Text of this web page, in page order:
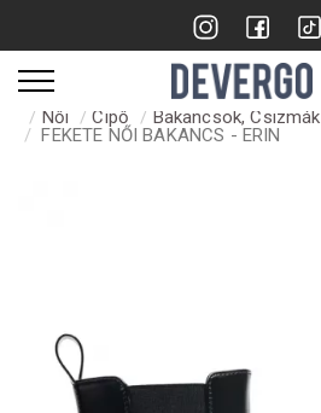
Női Cipő
Bakancsok, Csizmák
FEKETE NŐI BAKANCS - ERIN